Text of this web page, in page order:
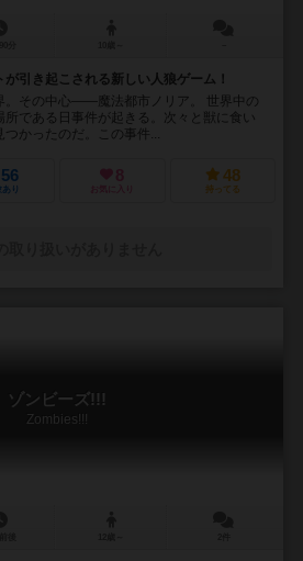
引き起こされる新しい人狼ゲーム！
その中心――魔法都市ノリア。 世界中の
所である日事件が起きる。次々と獣に食い
つかったのだ。この事件...
56
り
8
お気に入り
48
持ってる
ゾンビーズ!!!
Zombies!!!